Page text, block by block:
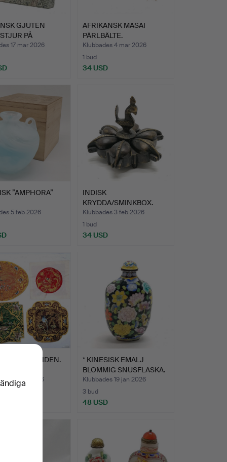
GJUTEN
PÅ
17 mar 2026
AFRIKANSK MASAI
PÄRLBÄLTE.
Klubbades 4 mar 2026
1 bud
34 USD
”AMPHORA”
5 feb 2026
INDISK
KRYDDA/SMINKBOX.
Klubbades 3 feb 2026
1 bud
34 USD
SIDEN.
22 jan 2026
* KINESISK EMALJ
BLOMMIG SNUSFLASKA.
Klubbades 19 jan 2026
3 bud
48 USD